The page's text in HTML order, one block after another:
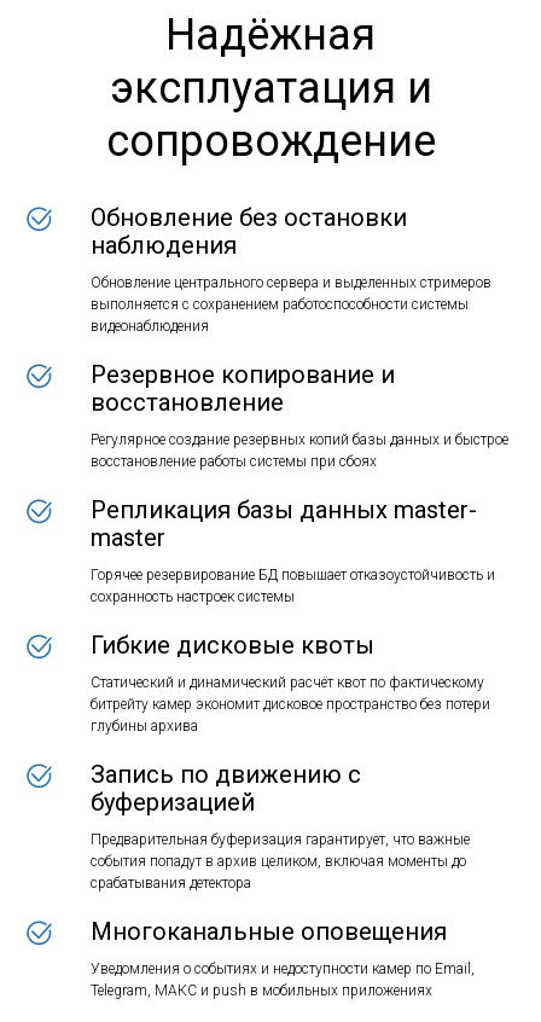
Надёжная
эксплуатация и
сопровождение
Обновление без остановки
наблюдения
Обновление центрального сервера и выделенных стримеров
выполняется с сохранением работоспособности системы
видеонаблюдения
Резервное копирование и
восстановление
Регулярное создание резервных копий базы данных и быстрое
восстановление работы системы при сбоях
Репликация базы данных master-
master
Горячее резервирование БД повышает отказоустойчивость и
сохранность настроек системы
Гибкие дисковые квоты
Статический и динамический расчёт квот по фактическому
битрейту камер экономит дисковое пространство без потери
глубины архива
Запись по движению с
буферизацией
Предварительная буферизация гарантирует, что важные
события попадут в архив целиком, включая моменты до
срабатывания детектора
Многоканальные оповещения
Уведомления о событиях и недоступности камер по Email,
Telegram, МАКС и push в мобильных приложениях